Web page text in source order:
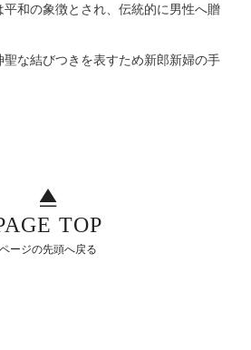
和の象徴とされ、伝統的に男性へ贈
聖な結びつきを表すため新郎新婦の手
TOP
ページの先頭へ戻る